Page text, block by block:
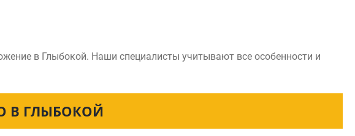
в Глыбокой. Наши специалисты учитывают все особенности и
В ГЛЫБОКОЙ